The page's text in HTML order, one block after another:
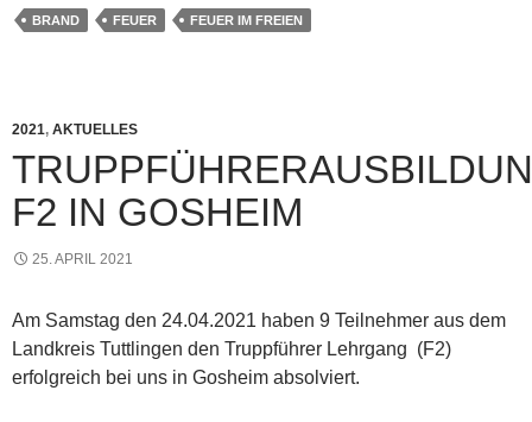
BRAND FEUER FEUER IM FREIEN
2021, AKTUELLES
F2 IN GOSHEIM
25. APRIL 2021
Am Samstag den 24.04.2021 haben 9 Teilnehmer aus dem
Landkreis Tuttlingen den Truppführer Lehrgang (F2)
erfolgreich bei uns in Gosheim absolviert.